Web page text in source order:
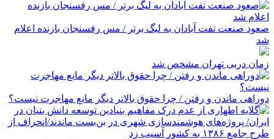
صعود صنعت نفت آبادان به لیگ برتر / مس رفسنجان بازنده اعلام
شد
زمان دربی تهران مشخص شد
دوراهی ماندن و رفتن / چرا حقوق بالاتر دیگر مانع مهاجرت نیست؟